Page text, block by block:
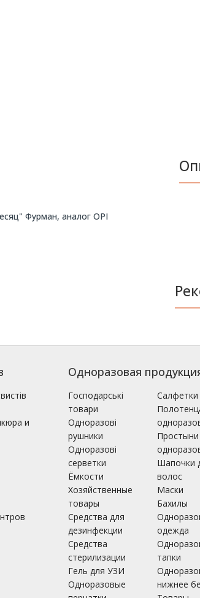
Фурман, аналог OPI
и
Одноразовая
Господарські
товари
Одноразові
рушники
Одноразові
серветки
Ёмкости
Хозяйственные
товары
Средства для
дезинфекции
Средства
стерилизации
Гель для УЗИ
Одноразовые
Салфетки
Простыни
Шапочки
волос
Маски
Бахилы
одежда
тапки
нижнее